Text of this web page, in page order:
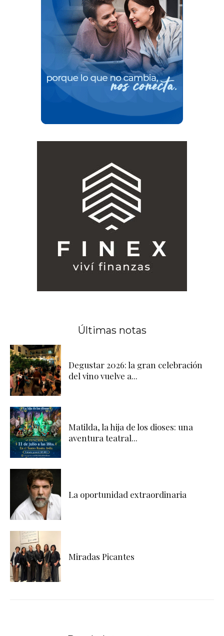
Últimas notas
Degustar 2026: la gran celebración
del vino vuelve a...
Matilda, la hija de los dioses: una
aventura teatral...
La oportunidad extraordinaria
Miradas Picantes